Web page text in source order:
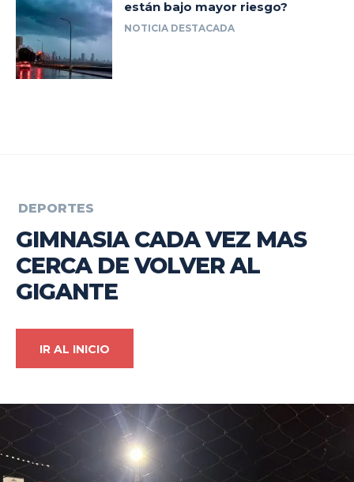
están bajo mayor riesgo?
NOTICIA DESTACADA